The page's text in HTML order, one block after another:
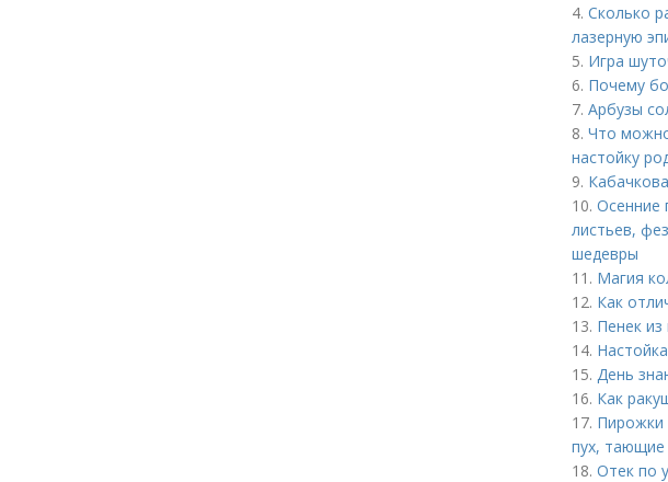
4. Сколько
лазерную
5. Игра
6. Почему
7. Арбузы
8. Что
настойку
9.
10. Осенние
листьев,
шедевры
11. Магия
12. Как
13. Пенек
14.
15. День
16. Как
17. Пирожки
пух, тающие
18. Отек по